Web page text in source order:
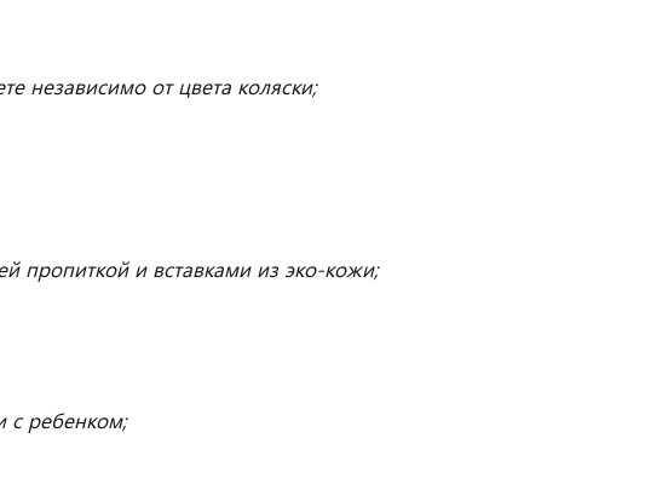
независимо от цвета коляски;
пропиткой и вставками из эко-кожи;
с ребенком;